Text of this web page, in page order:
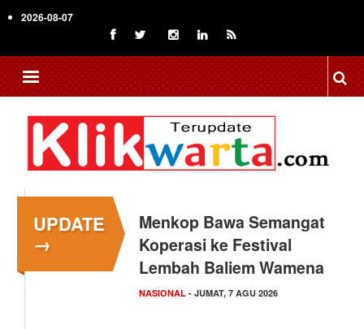
to
content
2026-08-07
UPDATE
→
Menkop Bawa Semangat
Koperasi ke Festival
Lembah Baliem Wamena
NASIONAL - JUMAT, 7 AGU 2026